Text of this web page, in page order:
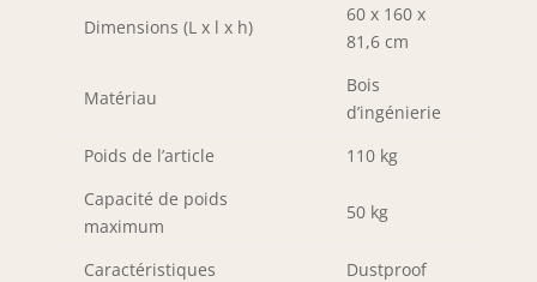
Dimensions (L x l x h)
60 x 160 x
81,6 cm
Matériau
Bois
d’ingénierie
Poids de l’article
110 kg
Capacité de poids
maximum
50 kg
Caractéristiques
Dustproof